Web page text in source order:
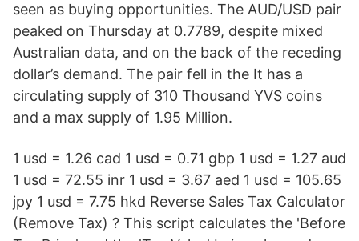
seen as buying opportunities. The AUD/USD pair
peaked on Thursday at 0.7789, despite mixed
Australian data, and on the back of the receding
dollar’s demand. The pair fell in the It has a
circulating supply of 310 Thousand YVS coins
and a max supply of 1.95 Million.
1 usd = 1.26 cad 1 usd = 0.71 gbp 1 usd = 1.27 aud
1 usd = 72.55 inr 1 usd = 3.67 aed 1 usd = 105.65
jpy 1 usd = 7.75 hkd Reverse Sales Tax Calculator
(Remove Tax) ? This script calculates the 'Before